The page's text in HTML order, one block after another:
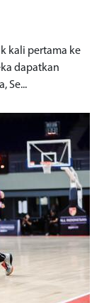
kali pertama ke
dapatkan
Se...